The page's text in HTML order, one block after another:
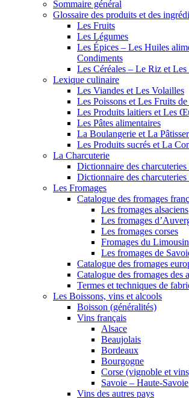
Sommaire général
Glossaire des produits et des
Les Fruits
Les Légumes
Les Épices – Les Huiles
Condiments
Les Céréales – Le Riz et Les
Lexique culinaire
Les Viandes et Les Volailles
Les Poissons et Les Fruits
Les Produits laitiers et Les
Les Pâtes alimentaires
La Boulangerie et La
Les Produits sucrés et La
La Charcuterie
Dictionnaire des charcuteries
Dictionnaire des charcuteries
Les Fromages
Catalogue des fromages
Les fromages alsaciens
Les fromages
Les fromages corses
Fromages du Limousin
Les fromages de
Catalogue des fromages
Catalogue des fromages des
Termes et techniques de
Les Boissons, vins et alcools
Boisson (généralités)
Vins français
Alsace
Beaujolais
Bordeaux
Bourgogne
Corse (vignoble et
Savoie – Haute-Savoie
Vins des autres pays